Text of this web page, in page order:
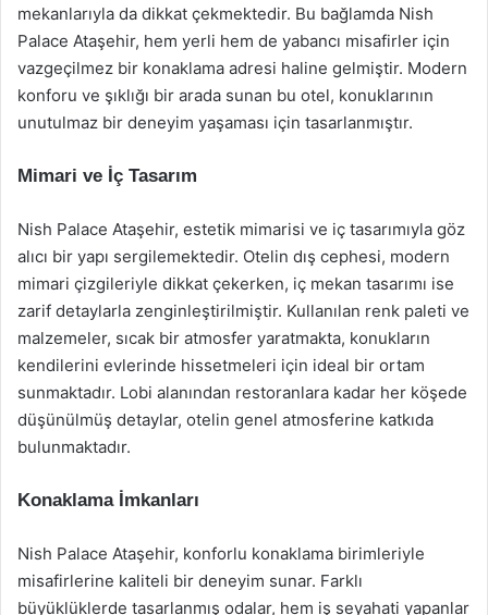
mekanlarıyla da dikkat çekmektedir. Bu bağlamda Nish
Palace Ataşehir, hem yerli hem de yabancı misafirler için
vazgeçilmez bir konaklama adresi haline gelmiştir. Modern
konforu ve şıklığı bir arada sunan bu otel, konuklarının
unutulmaz bir deneyim yaşaması için tasarlanmıştır.
Mimari ve İç Tasarım
Nish Palace Ataşehir, estetik mimarisi ve iç tasarımıyla göz
alıcı bir yapı sergilemektedir. Otelin dış cephesi, modern
mimari çizgileriyle dikkat çekerken, iç mekan tasarımı ise
zarif detaylarla zenginleştirilmiştir. Kullanılan renk paleti ve
malzemeler, sıcak bir atmosfer yaratmakta, konukların
kendilerini evlerinde hissetmeleri için ideal bir ortam
sunmaktadır. Lobi alanından restoranlara kadar her köşede
düşünülmüş detaylar, otelin genel atmosferine katkıda
bulunmaktadır.
Konaklama İmkanları
Nish Palace Ataşehir, konforlu konaklama birimleriyle
misafirlerine kaliteli bir deneyim sunar. Farklı
büyüklüklerde tasarlanmış odalar, hem iş seyahati yapanlar